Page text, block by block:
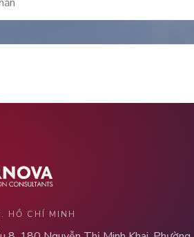
HỒ CHÍ MINH